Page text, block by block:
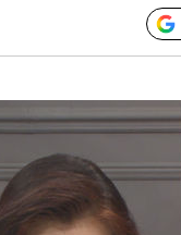
'
쳐
기소